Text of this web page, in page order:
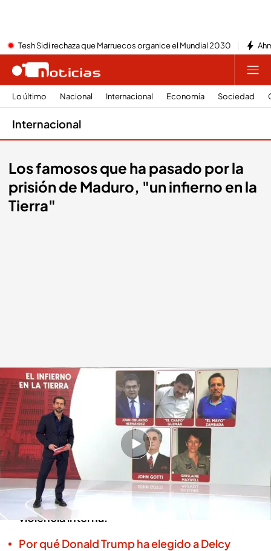
Tesh Sidi rechaza que Marruecos organice el Mundial 2030
Lo último Nacional Internacional Economía Sociedad
Internacional
Los famosos que ha pasado por la
prisión de Maduro, "un infierno en la
Tierra"
Muchos famosos han pasado por centro penitenciario de Brooklyn .
Cuatro
Redacción digital Noticias Cuatro
06 ENE 2026 - 15:02h.
El centro penitenciario de Brooklyn es llamado
por algunos como "el infierno en la tierra" por
sus problemas de hacinamiento, insalubridad y
violencia interna.
Por qué Donald Trump ha elegido a Delcy